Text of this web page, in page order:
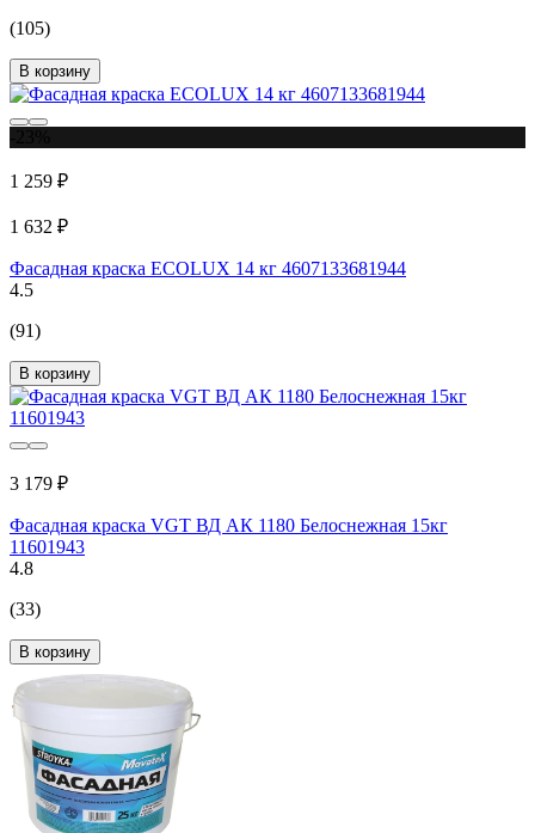
(105)
В корзину
1 259 ₽
1 632 ₽
Фасадная краска ECOLUX 14 кг 4607133681944
4.5
(91)
В корзину
3 179 ₽
Фасадная краска VGT ВД АК 1180 Белоснежная 15кг
11601943
4.8
(33)
В корзину